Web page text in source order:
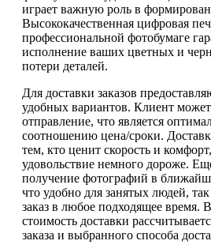
играет важную роль в
Высококачественная цифровая
профессиональной фотобумаге
исполнение ваших цветных и
потери деталей.
Для доставки заказов
удобных вариантов. Клиент
отправление, что является
соотношению цена/сроки.
тем, кто ценит скорость и
удовольствие немного дороже.
получение фотографий в
что удобно для занятых людей, так
заказ в любое подходящее время.
стоимость доставки
заказа и выбранного способа